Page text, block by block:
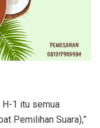
H-1 itu semua
Pemilihan Suara),”